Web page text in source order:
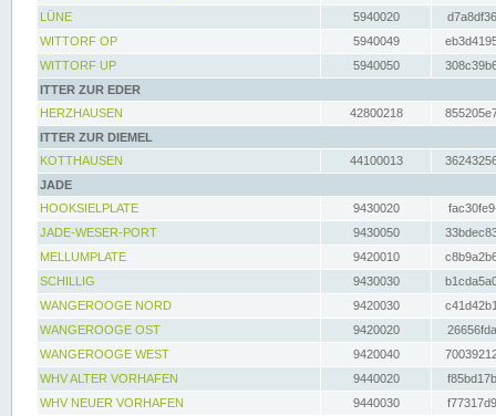
LÜNE
5940020
WITTORF OP
5940049
WITTORF UP
5940050
ITTER ZUR EDER
HERZHAUSEN
42800218
ITTER ZUR DIEMEL
KOTTHAUSEN
44100013
JADE
HOOKSIELPLATE
9430020
JADE-WESER-PORT
9430050
MELLUMPLATE
9420010
SCHILLIG
9430030
WANGEROOGE NORD
9420030
WANGEROOGE OST
9420020
WANGEROOGE WEST
9420040
WHV ALTER VORHAFEN
9440020
WHV NEUER VORHAFEN
9440030